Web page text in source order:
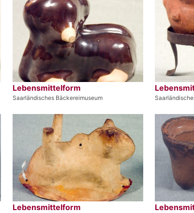
Lebensmittelform
Saarländisches Bäckereimuseum
Lebensmittelform